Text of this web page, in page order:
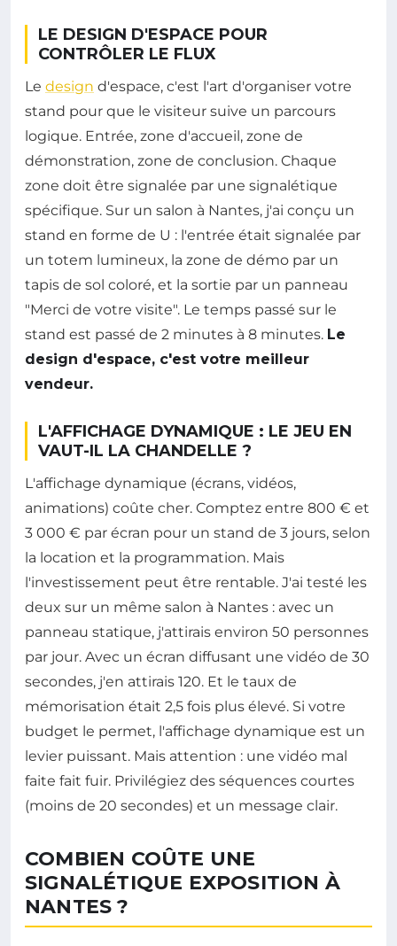
LE DESIGN D'ESPACE POUR
CONTRÔLER LE FLUX
Le design d'espace, c'est l'art d'organiser votre
stand pour que le visiteur suive un parcours
logique. Entrée, zone d'accueil, zone de
démonstration, zone de conclusion. Chaque
zone doit être signalée par une signalétique
spécifique. Sur un salon à Nantes, j'ai conçu un
stand en forme de U : l'entrée était signalée par
un totem lumineux, la zone de démo par un
tapis de sol coloré, et la sortie par un panneau
"Merci de votre visite". Le temps passé sur le
stand est passé de 2 minutes à 8 minutes. Le
design d'espace, c'est votre meilleur
vendeur.
L'AFFICHAGE DYNAMIQUE : LE JEU EN
VAUT-IL LA CHANDELLE ?
L'affichage dynamique (écrans, vidéos,
animations) coûte cher. Comptez entre 800 € et
3 000 € par écran pour un stand de 3 jours, selon
la location et la programmation. Mais
l'investissement peut être rentable. J'ai testé les
deux sur un même salon à Nantes : avec un
panneau statique, j'attirais environ 50 personnes
par jour. Avec un écran diffusant une vidéo de 30
secondes, j'en attirais 120. Et le taux de
mémorisation était 2,5 fois plus élevé. Si votre
budget le permet, l'affichage dynamique est un
levier puissant. Mais attention : une vidéo mal
faite fait fuir. Privilégiez des séquences courtes
(moins de 20 secondes) et un message clair.
COMBIEN COÛTE UNE
SIGNALÉTIQUE EXPOSITION À
NANTES ?